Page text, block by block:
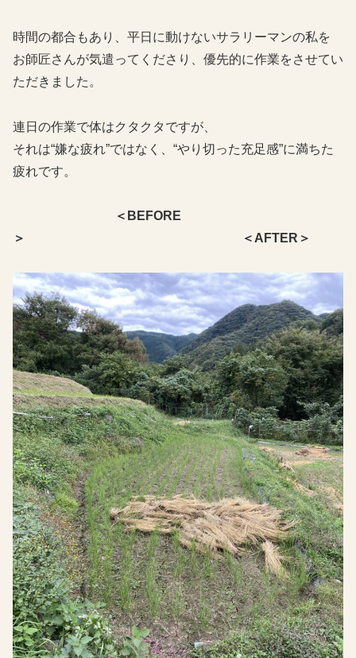
時間の都合もあり、平日に動けないサラリーマンの私を
お師匠さんが気遣ってくださり、優先的に作業をさせてい
ただきました。
連日の作業で体はクタクタですが、
それは“嫌な疲れ”ではなく、“やり切った充足感”に満ちた
疲れです。
＜BEFORE
＞
＜AFTER＞